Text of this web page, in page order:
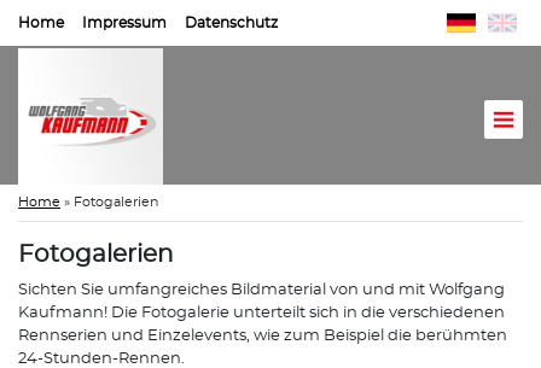
Home Impressum Datenschutz
Home » Fotogalerien
Fotogalerien
Sichten Sie umfangreiches Bildmaterial von und mit Wolfgang
Kaufmann! Die Fotogalerie unterteilt sich in die verschiedenen
Rennserien und Einzelevents, wie zum Beispiel die berühmten
24-Stunden-Rennen.